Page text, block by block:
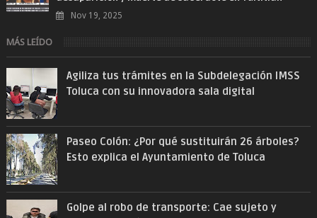
Nov 19, 2025
MÁS LEÍDO
Agiliza tus trámites en la Subdelegación IMSS
Toluca con su innovadora sala digital
Paseo Colón: ¿Por qué sustituirán 26 árboles?
Esto explica el Ayuntamiento de Toluca
Golpe al robo de transporte: Cae sujeto y